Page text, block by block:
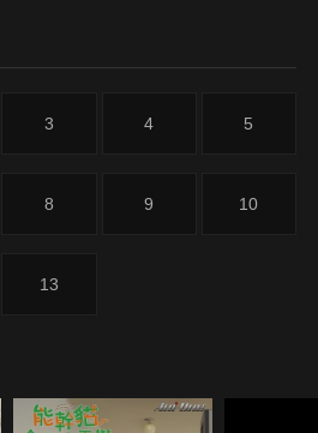
學習的情況下，前輩們交代
為過於嚴苛的勞動，徹底變
3 4 5
8 9 10
13